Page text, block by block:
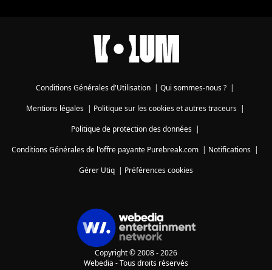
Conditions Générales d'Utilisation | Qui sommes-nous ? |
Mentions légales| Politique sur les cookies et autres traceurs|
Politique de protection des données|
Conditions Générales de l'offre payante Purebreak.com | Notifications |
Gérer Utiq | Préférences cookies
Copyright © 2008 - 2026
Webedia - Tous droits réservés